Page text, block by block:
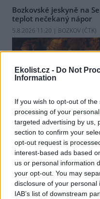
Ekolist.cz - Do Not
Information
If you wish to opt-out of
processing of your
targeted advertising by us,
section to confirm your
opt-out request is
interest-based ads based
us or personal information
your opt-out. You may
disclosure of your
IAB’s list of downstream
Bozkovské jeskyně na
teplot nečekaný nápor
5.8.2026 11:20 | BOZKOV (ČTK)
Libereckém kraji, které má
Dušana Milky k nim lidé
V pěti zemích
environmentální
5.8.2026 10:34 | BOGOTÁ (ČTK)